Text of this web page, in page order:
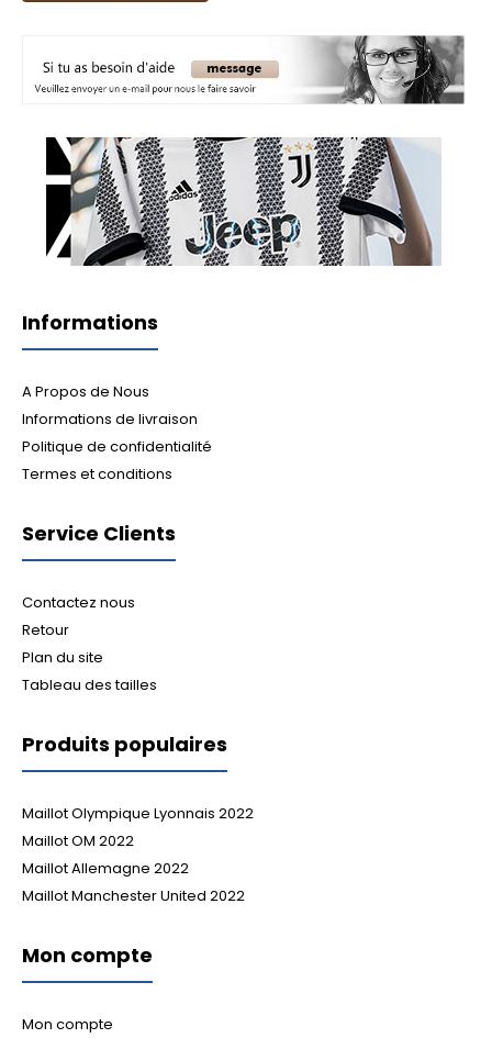
Informations
A Propos de Nous
Informations de livraison
Politique de confidentialité
Termes et conditions
Service Clients
Contactez nous
Retour
Plan du site
Tableau des tailles
Produits populaires
Maillot Olympique Lyonnais 2022
Maillot OM 2022
Maillot Allemagne 2022
Maillot Manchester United 2022
Mon compte
Mon compte